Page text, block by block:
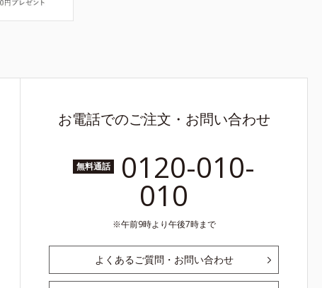
お電話でのご注文・お問い合わせ
無料通話 0120-010-
010
午前9時より午後7時まで
よくあるご質問・お問い合わせ